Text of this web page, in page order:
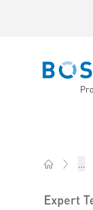
Bossard
...
Expert